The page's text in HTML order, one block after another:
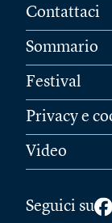
Contattaci
Sommario
Festival
Privacy e
Video
Seguici su